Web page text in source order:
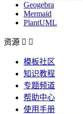
Geogebra
Mermaid
PlantUML
资源  
模板社区
知识教程
专题频道
帮助中心
使用手册